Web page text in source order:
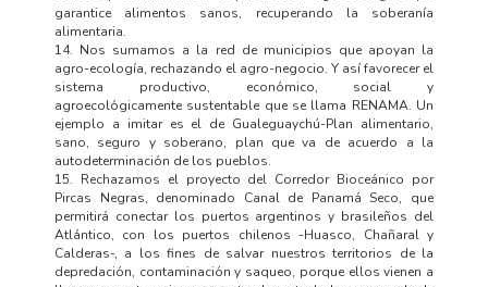
garantice alimentos sanos, recuperando la soberanía
alimentaria.
14. Nos sumamos a la red de municipios que apoyan la
agro-ecología, rechazando el agro-negocio. Y así favorecer el
sistema productivo, económico, social y
agroecológicamente sustentable que se llama RENAMA. Un
ejemplo a imitar es el de Gualeguaychú-Plan alimentario,
sano, seguro y soberano, plan que va de acuerdo a la
autodeterminación de los pueblos.
15. Rechazamos el proyecto del Corredor Bioceánico por
Pircas Negras, denominado Canal de Panamá Seco, que
permitirá conectar los puertos argentinos y brasileños del
Atlántico, con los puertos chilenos -Huasco, Chañaral y
Calderas-, a los fines de salvar nuestros territorios de la
depredación, contaminación y saqueo, porque ellos vienen a